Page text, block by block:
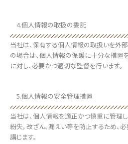
4.個人情報の取扱の委託
当社は、保有する個人情報の取扱いを外
の場合は、個人情報の保護に十分な措置
に対し、必要かつ適切な監督を行います。
5.個人情報の安全管理措置
当社は、個人情報を適正かつ慎重に管理
紛失，改ざん、漏えい等を防止するため
講じます。